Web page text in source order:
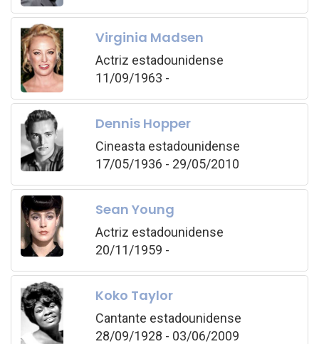
Virginia Madsen
Actriz estadounidense
11/09/1963 -
Dennis Hopper
Cineasta estadounidense
17/05/1936 - 29/05/2010
Sean Young
Actriz estadounidense
20/11/1959 -
Koko Taylor
Cantante estadounidense
28/09/1928 - 03/06/2009